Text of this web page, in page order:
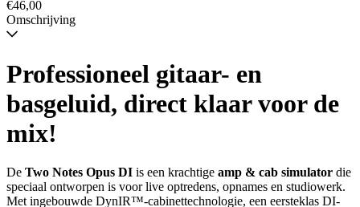
€46,00
Omschrijving
Professioneel gitaar- en
basgeluid, direct klaar voor de
mix!
De Two Notes Opus DI is een krachtige amp & cab simulator die
speciaal ontworpen is voor live optredens, opnames en studiowerk.
Met ingebouwde DynIR™-cabinettechnologie, een eersteklas DI-